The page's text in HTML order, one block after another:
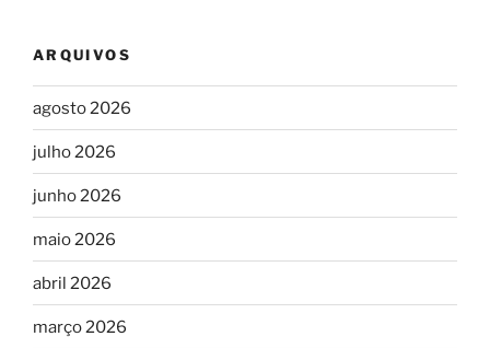
ARQUIVOS
agosto 2026
julho 2026
junho 2026
maio 2026
abril 2026
março 2026